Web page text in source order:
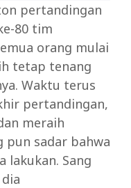
pertandingan
80 tim
orang mulai
tetap tenang
Waktu terus
pertandingan,
meraih
pun sadar bahwa
lakukan. Sang